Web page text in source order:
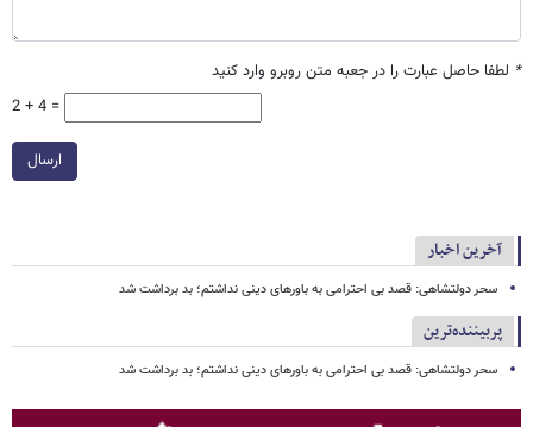
* لطفا حاصل عبارت را در جعبه متن روبرو وارد کنید
2 + 4 =
ارسال
آخرین اخبار
سحر دولتشاهی: قصد بی احترامی به باورهای دینی نداشتم؛ بد برداشت شد
پربیننده‌ترین
سحر دولتشاهی: قصد بی احترامی به باورهای دینی نداشتم؛ بد برداشت شد